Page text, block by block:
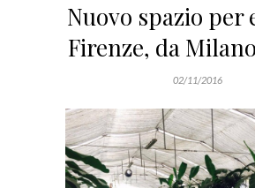
Nuovo spazio per
Firenze, da
02/11/2016